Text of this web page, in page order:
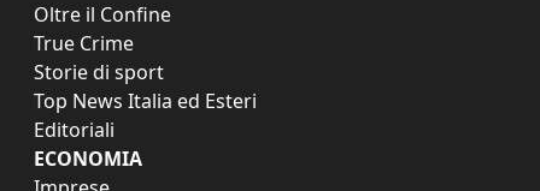
Oltre il Confine
True Crime
Storie di sport
Top News Italia ed Esteri
Editoriali
ECONOMIA